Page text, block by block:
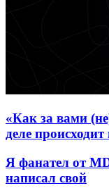
«Как за вами
деле
Я фанател от
написал свой